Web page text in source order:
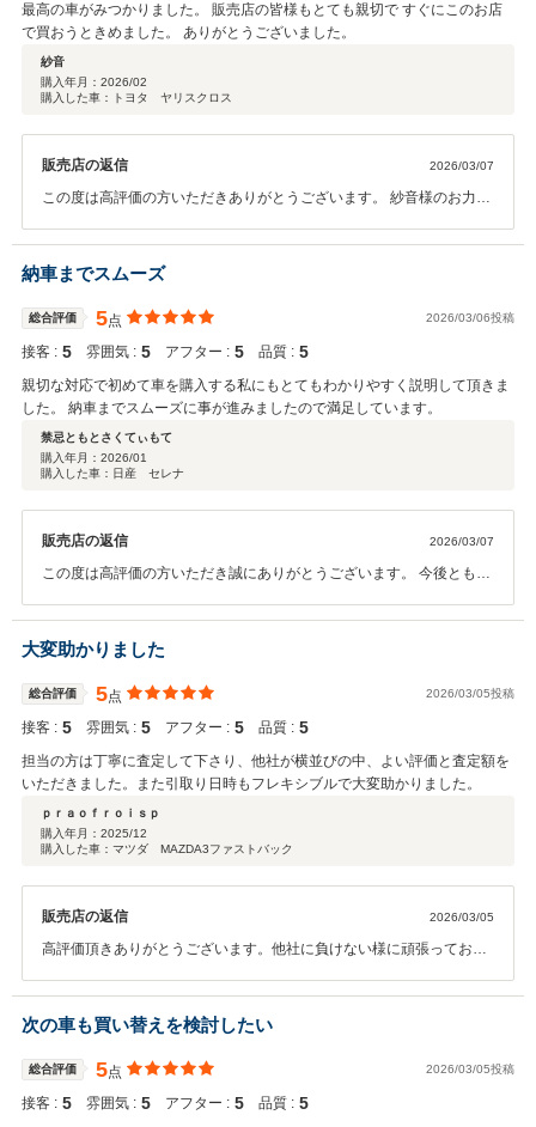
最高の車がみつかりました。 販売店の皆様もとても親切で すぐにこのお店
で買おうときめました。 ありがとうございました。
紗音
購入年月： 2026/02
購入した車：トヨタ ヤリスクロス
販売店の返信 2026/03/07
この度は高評価の方いただきありがとうございます。 紗音様のお力に
たら精一杯頑張りますので何卒よろしくお願い致します。
納車までスムーズ
総合評価 5点 2026/03/06投稿
接客 : 5 雰囲気 : 5 アフター : 5 品質 : 5
親切な対応で初めて車を購入する私にもとてもわかりやすく説明して頂きま
した。 納車までスムーズに事が進みましたので満足しています。
禁忌ともとさくてぃもて
購入年月： 2026/01
購入した車：日産 セレナ
販売店の返信 2026/03/07
この度は高評価の方いただき誠にありがとうございます。 今後ともお
ただければと思います。
大変助かりました
総合評価 5点 2026/03/05投稿
接客 : 5 雰囲気 : 5 アフター : 5 品質 : 5
担当の方は丁寧に査定して下さり、他社が横並びの中、よい評価と査定額を
いただきました。また引取り日時もフレキシブルで大変助かりました。
ｐｒａｏｆｒｏｉｓｐ
購入年月： 2025/12
購入した車：マツダ MAZDA3ファストバック
販売店の返信 2026/03/05
高評価頂きありがとうございます。他社に負けない様に頑張っており
次の車も買い替えを検討したい
総合評価 5点 2026/03/05投稿
接客 : 5 雰囲気 : 5 アフター : 5 品質 : 5